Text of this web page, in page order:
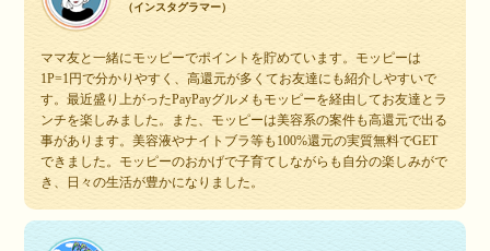
（インスタグラマー）
ママ友と一緒にモッピーでポイントを貯めています。モッピーは
1P=1円で分かりやすく、高還元が多くてお友達にも紹介しやすいで
す。最近盛り上がったPayPayグルメもモッピーを経由してお友達とラ
ンチを楽しみました。また、モッピーは美容系の案件も高還元で出る
事があります。美容液やナイトブラ等も100%還元の実質無料でGET
できました。モッピーのおかげで子育てしながらも自分の楽しみがで
き、日々の生活が豊かになりました。